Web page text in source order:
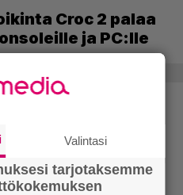
Croc 2 palaa
ja PC:lle
Valintasi
tarjotaksemme